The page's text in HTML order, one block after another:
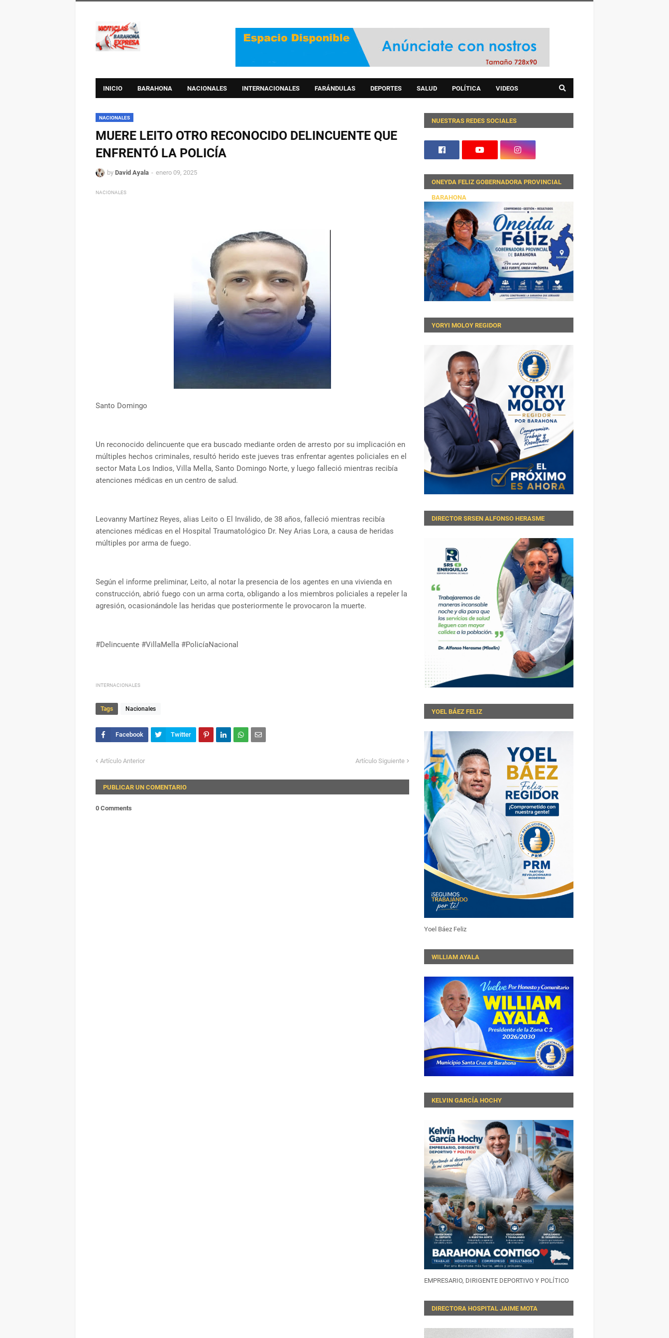
INICIO BARAHONA NACIONALES INTERNACIONALES FARÁNDULAS DEPORTES SALUD POLÍTICA VIDEOS
NACIONALES
MUERE LEITO OTRO RECONOCIDO DELINCUENTE QUE
ENFRENTÓ LA POLICÍA
by David Ayala enero 09, 2025
NACIONALES
Santo Domingo
Un reconocido delincuente que era buscado mediante orden de arresto por su implicación en
múltiples hechos criminales, resultó herido este jueves tras enfrentar agentes policiales en el
sector Mata Los Indios, Villa Mella, Santo Domingo Norte, y luego falleció mientras recibía
atenciones médicas en un centro de salud.
Leovanny Martínez Reyes, alias Leito o El Inválido, de 38 años, falleció mientras recibía
atenciones médicas en el Hospital Traumatológico Dr. Ney Arias Lora, a causa de heridas
múltiples por arma de fuego.
Según el informe preliminar, Leito, al notar la presencia de los agentes en una vivienda en
construcción, abrió fuego con un arma corta, obligando a los miembros policiales a repeler la
agresión, ocasionándole las heridas que posteriormente le provocaron la muerte.
#Delincuente #VillaMella #PolicíaNacional
INTERNACIONALES
Tags Nacionales
Artículo Anterior Artículo Siguiente
PUBLICAR UN COMENTARIO
0 Comments
NUESTRAS REDES SOCIALES
ONEYDA FELIZ GOBERNADORA PROVINCIAL
BARAHONA
YORYI MOLOY REGIDOR
DIRECTOR SRSEN ALFONSO HERASME
YOEL BÁEZ FELIZ
Yoel Báez Feliz
WILLIAM AYALA
KELVIN GARCÍA HOCHY
EMPRESARIO, DIRIGENTE DEPORTIVO Y POLÍTICO
DIRECTORA HOSPITAL JAIME MOTA